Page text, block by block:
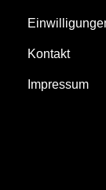
Kontakt
Impressum